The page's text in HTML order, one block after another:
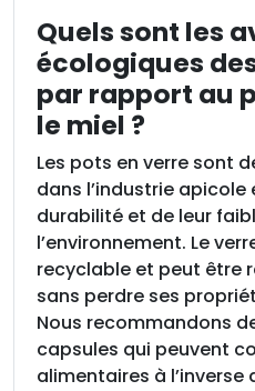
Quels sont les
écologiques
par rapport au
le miel ?
Les pots en verre sont
dans l’industrie apicole
durabilité et de leur
l’environnement. Le
recyclable et peut être
sans perdre ses
Nous recommandons
capsules qui peuvent
alimentaires à l’inverse